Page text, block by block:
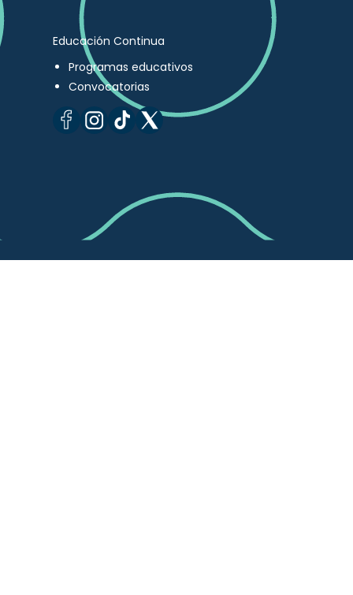
Educación Continua
Programas educativos
Convocatorias